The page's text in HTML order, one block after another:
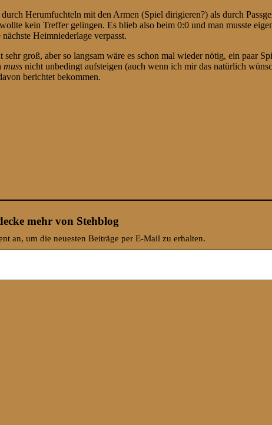
Herumfuchteln mit den Armen (Spiel dirigieren?) als durch
kein Treffer gelingen. Es blieb also beim 0:0 und man musste
Heimniederlage verpasst.
groß, aber so langsam wäre es schon mal wieder nötig, ein paar
muss nicht unbedingt aufsteigen (auch wenn ich mir das natürlich
berichtet bekommen.
mehr von Stehblog
an, um die neuesten Beiträge per E-Mail zu erhalten.